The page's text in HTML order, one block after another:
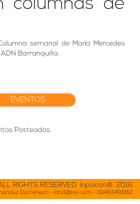
columnas de
semanal de María Mercedes
Barranquilla.
EVENTOS
Posteados.
RIGHTS RESERVED. Inpsicon®. 2016
Domenech - lahd@live.com - 3046349682